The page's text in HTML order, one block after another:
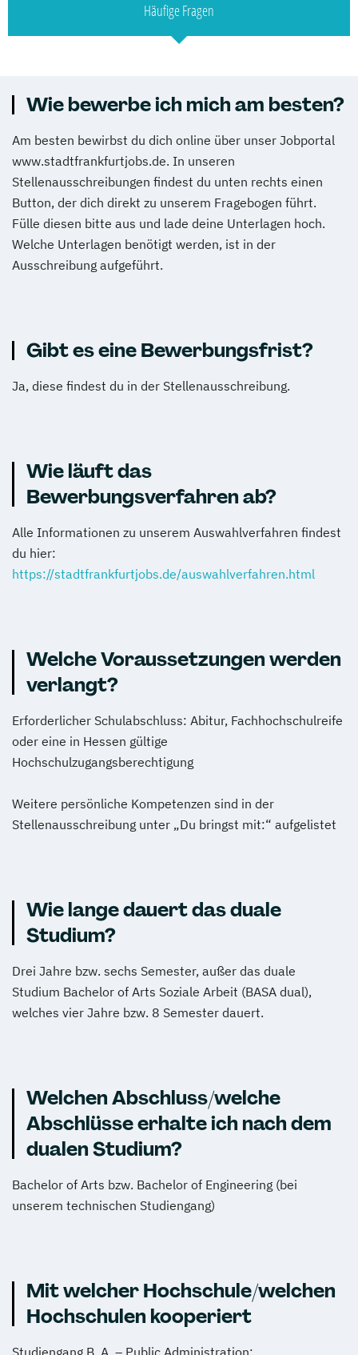
Häufige Fragen
Wie bewerbe ich mich am besten?
Am besten bewirbst du dich online über unser Jobportal
www.stadtfrankfurtjobs.de. In unseren
Stellenausschreibungen findest du unten rechts einen
Button, der dich direkt zu unserem Fragebogen führt.
Fülle diesen bitte aus und lade deine Unterlagen hoch.
Welche Unterlagen benötigt werden, ist in der
Ausschreibung aufgeführt.
Gibt es eine Bewerbungsfrist?
Ja, diese findest du in der Stellenausschreibung.
Wie läuft das
Bewerbungsverfahren ab?
Alle Informationen zu unserem Auswahlverfahren findest
du hier:
https://stadtfrankfurtjobs.de/auswahlverfahren.html
Welche Voraussetzungen werden
verlangt?
Erforderlicher Schulabschluss: Abitur, Fachhochschulreife
oder eine in Hessen gültige
Hochschulzugangsberechtigung
Weitere persönliche Kompetenzen sind in der
Stellenausschreibung unter „Du bringst mit:“ aufgelistet
Wie lange dauert das duale
Studium?
Drei Jahre bzw. sechs Semester, außer das duale
Studium Bachelor of Arts Soziale Arbeit (BASA dual),
welches vier Jahre bzw. 8 Semester dauert.
Welchen Abschluss/welche
Abschlüsse erhalte ich nach dem
dualen Studium?
Bachelor of Arts bzw. Bachelor of Engineering (bei
unserem technischen Studiengang)
Mit welcher Hochschule/welchen
Hochschulen kooperiert